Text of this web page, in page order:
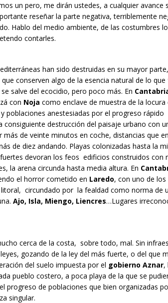
un pero, me dirán ustedes, a cualquier avance
reseñar la parte negativa, terriblemente
Hablo del medio ambiente, de las costumbres
contarles.
han sido destruidas en su mayor
conserven algo de la esencia natural de lo
se salve del ecocidio, pero poco más. En
con Noja como enclave de muestra de la
poblaciones anestesiadas por el progreso
consiguiente destrucción del paisaje urbano con
más de veinte minutos en coche, distancias que
de diez andando. Playas colonizadas hasta la
devoran los feos edificios construidos con
la arena circunda hasta media altura. En
el horror cometido en Laredo, con uno de los
circundado por la fealdad como norma de
Ajo, Isla, Miengo, Liencres…Lugares
cerca de la costa, sobre todo, mal. Sin
gozando de la ley del más fuerte, o del que
del suelo impuesta por el gobierno Aznar,
pueblo costero, a poca playa de la que se
progreso de poblaciones que bien organizadas
singular.